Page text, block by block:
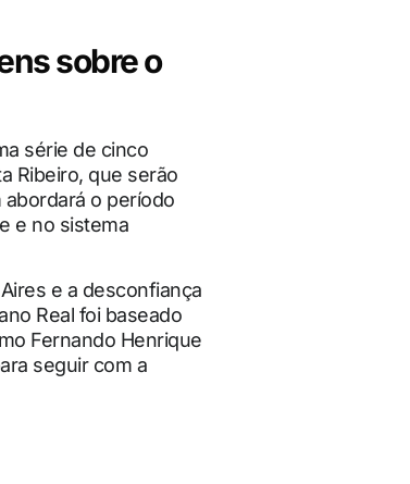
sobre o
série de cinco
Ribeiro, que serão
abordará o período
e no sistema
e a desconfiança
Real foi baseado
Fernando Henrique
seguir com a